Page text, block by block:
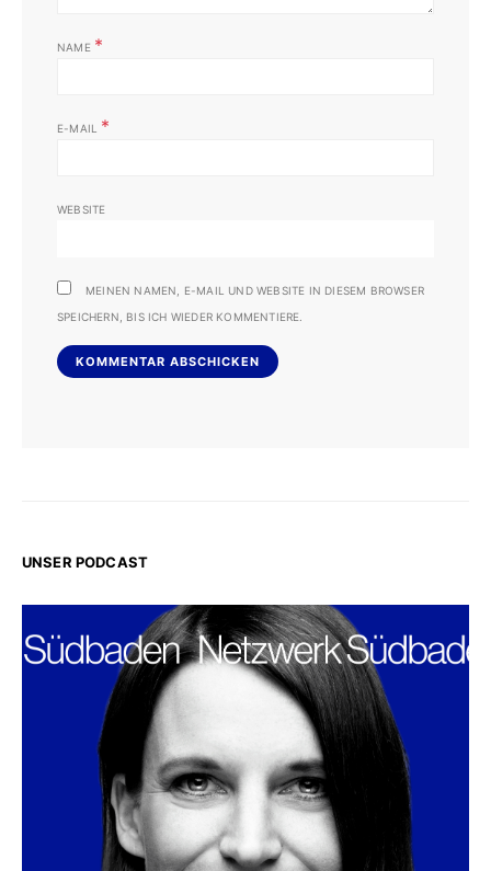
NAME *
E-MAIL *
WEBSITE
MEINEN NAMEN, E-MAIL UND WEBSITE IN DIESEM BROWSER
SPEICHERN, BIS ICH WIEDER KOMMENTIERE.
UNSER PODCAST